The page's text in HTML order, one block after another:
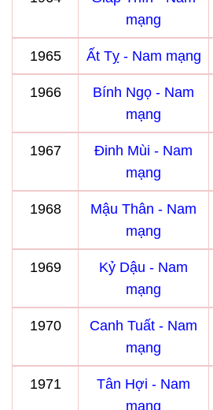
mạng
1965 Ất Tỵ - Nam mạng
1966
Bính Ngọ - Nam
mạng
1967
Đinh Mùi - Nam
mạng
1968
Mậu Thân - Nam
mạng
1969
Kỷ Dậu - Nam
mạng
1970
Canh Tuất - Nam
mạng
1971
Tân Hợi - Nam
mạng